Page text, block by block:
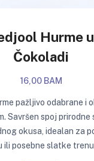
Hurme
Čokoladi
16,00 BAM
pažljivo odabrane i
Savršen spoj prirodne
okusa, idealan za
ili posebne slatke